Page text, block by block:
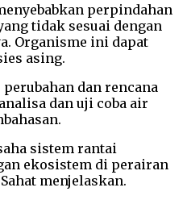
perpindahan
tidak sesuai dengan
Organisme ini dapat
asing.
dan rencana
dan uji coba air
sistem rantai
ekosistem di perairan
menjelaskan.